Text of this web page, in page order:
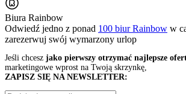
Biura Rainbow
Odwiedź jedno z ponad 100 biur Rainbow w
zarezerwuj swój wymarzony urlop
Jeśli chcesz jako pierwszy otrzymać najlepsze
marketingowe wprost na Twoją skrzynkę,
ZAPISZ SIĘ NA NEWSLETTER: